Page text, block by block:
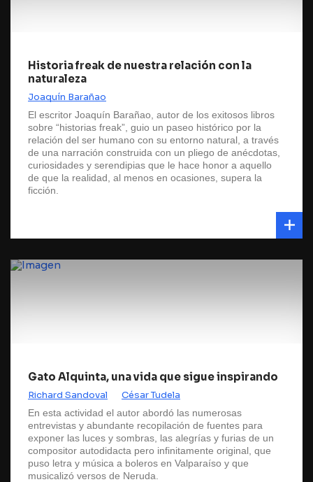
Historia freak de nuestra relación con la
naturaleza
Joaquín Barañao
El escritor Joaquín Barañao, autor de los exitosos libros
sobre “historias freak”, guio un paseo histórico por la
relación del ser humano con su entorno natural, a través
de una narración construida con un pliego de anécdotas,
curiosidades y serendipias que le hace honor a aquello
de que la realidad, al menos en ocasiones, supera la
ficción.
Gato Alquinta, una vida que sigue inspirando
Richard Sandoval César Tudela
En esta actividad el autor abordó las numerosas
entrevistas y abundante recopilación de fuentes para
exponer las luces y sombras, las alegrías y furias de un
compositor autodidacta pero infinitamente original, que
puso letra y música a boleros en Valparaíso y que
musicalizó versos de Neruda.